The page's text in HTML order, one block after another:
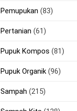
Pemupukan (83)
Pertanian (61)
Pupuk Kompos (81)
Pupuk Organik (96)
Sampah (215)